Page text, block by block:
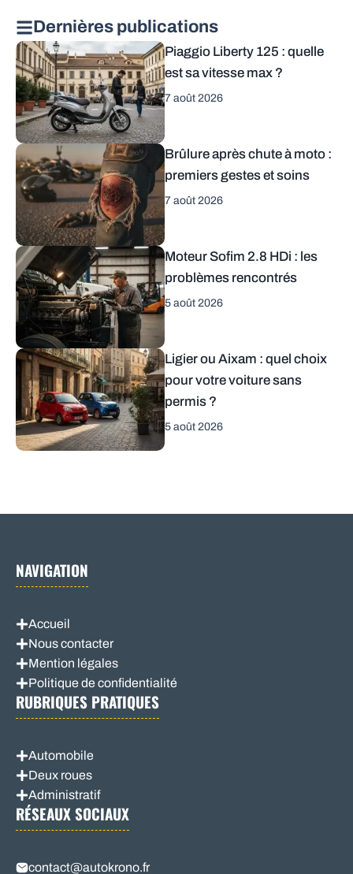
Dernières publications
Piaggio Liberty 125 : quelle
est sa vitesse max ?
7 août 2026
Brûlure après chute à moto :
premiers gestes et soins
7 août 2026
Moteur Sofim 2.8 HDi : les
problèmes rencontrés
5 août 2026
Ligier ou Aixam : quel choix
pour votre voiture sans
permis ?
5 août 2026
NAVIGATION
Accueil
Nous contacter
Mention légales
Politique de confidentialité
RUBRIQUES PRATIQUES
Automobile
Deux roues
Administratif
RÉSEAUX SOCIAUX
contact@autokrono.fr